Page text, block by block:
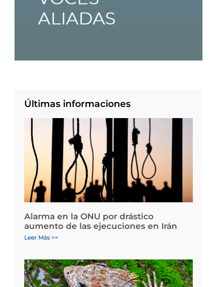
Últimas informaciones
Alarma en la ONU por drástico
aumento de las ejecuciones en Irán
Leer Más >>